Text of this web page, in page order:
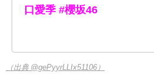
口愛季 #櫻坂46
（出典 @gePyyrLLIx51106）